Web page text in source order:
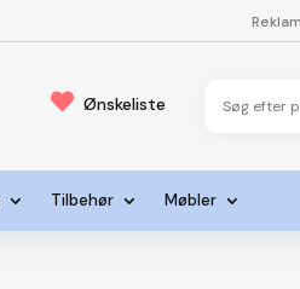
 Ønskeliste
Tilbehør Møbler